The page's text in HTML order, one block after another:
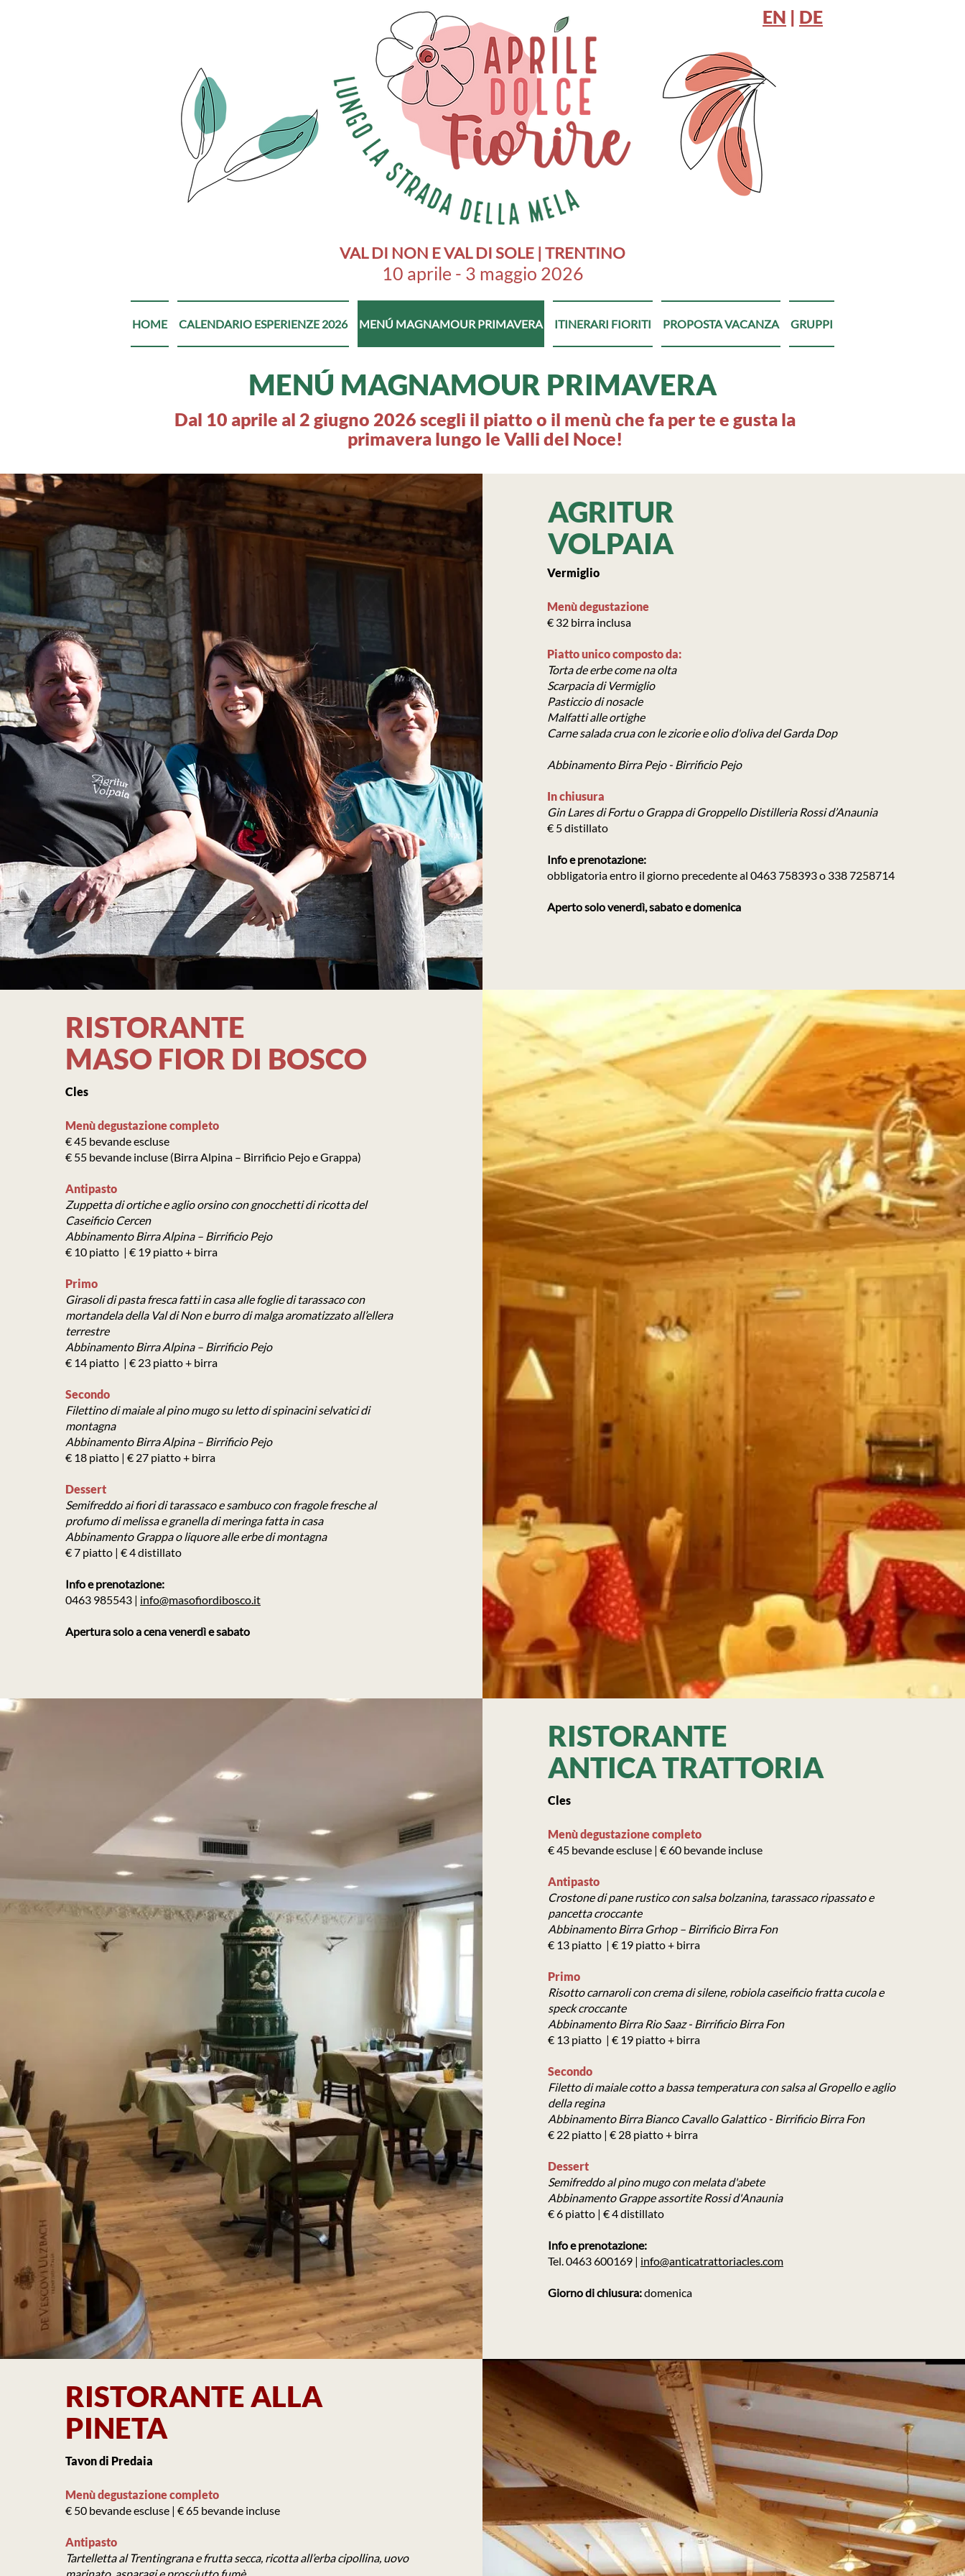
EN | DE
VAL DI NON E VAL DI SOLE | TRENTINO
10 aprile - 3 maggio 2026
HOME CALENDARIO ESPERIENZE 2026 MENÚ MAGNAMOUR PRIMAVERA ITINERARI FIORITI PROPOSTA VACANZA GRUPPI
MENÚ MAGNAMOUR PRIMAVERA
Dal 10 aprile al 2 giugno 2026 scegli il piatto o il menù che fa per te e gusta la
primavera lungo le Valli del Noce!
AGRITUR
VOLPAIA
Vermiglio
Menù degustazione
€ 32 birra inclusa
Piatto unico composto da:
Torta de erbe come na olta
Scarpacia di Vermiglio
Pasticcio di nosacle
Malfatti alle ortighe
Carne salada crua con le zicorie e olio d'oliva del Garda Dop
Abbinamento Birra Pejo - Birrificio Pejo
In chiusura
Gin Lares di Fortu o Grappa di Groppello Distilleria Rossi d’Anaunia
€ 5 distillato
Info e prenotazione:
obbligatoria entro il giorno precedente al 0463 758393 o 338 7258714
Aperto solo venerdì, sabato e domenica
RISTORANTE
MASO FIOR DI BOSCO
Cles
Menù degustazione completo
€ 45 bevande escluse
€ 55 bevande incluse (Birra Alpina – Birrificio Pejo e Grappa)
Antipasto
Zuppetta di ortiche e aglio orsino con gnocchetti di ricotta del
Caseificio Cercen
Abbinamento Birra Alpina – Birrificio Pejo
€ 10 piatto | € 19 piatto + birra
Primo
Girasoli di pasta fresca fatti in casa alle foglie di tarassaco con
mortandela della Val di Non e burro di malga aromatizzato all’ellera
terrestre
AbbinamentoBirra Alpina – Birrificio Pejo
€ 14 piatto | € 23 piatto + birra
Secondo
Filettino di maiale al pino mugo su letto di spinacini selvatici di
montagna
Abbinamento Birra Alpina – Birrificio Pejo
€ 18 piatto | € 27 piatto + birra
Dessert
Semifreddo ai fiori di tarassaco e sambuco con fragole fresche al
profumo di melissa e granella di meringa fatta in casa
Abbinamento Grappa o liquore alle erbe di montagna
€ 7 piatto | € 4 distillato
Info e prenotazione:
0463 985543 | info@masofiordibosco.it
Apertura solo a cena venerdì e sabato
RISTORANTE
ANTICA TRATTORIA
Cles
Menù degustazione completo
€ 45 bevande escluse | € 60 bevande incluse
Antipasto
Crostone di pane rustico con salsa bolzanina, tarassaco ripassato e
pancetta croccante
Abbinamento Birra Grhop – Birrificio Birra Fon
€ 13 piatto | € 19 piatto + birra
Primo
Risotto carnaroli con crema di silene, robiola caseificio fratta cucola e
speck croccante
Abbinamento Birra Rio Saaz - Birrificio Birra Fon
€ 13 piatto | € 19 piatto + birra
Secondo
Filetto di maiale cotto a bassa temperatura con salsa al Gropello e aglio
della regina
Abbinamento Birra Bianco Cavallo Galattico - Birrificio Birra Fon
€ 22 piatto | € 28 piatto + birra
Dessert
Semifreddo al pino mugo con melata d'abete
Abbinamento Grappe assortite Rossi d'Anaunia
€ 6 piatto | € 4 distillato
Info e prenotazione:
Tel. 0463 600169 | info@anticatrattoriacles.com
Giorno di chiusura:domenica
RISTORANTE ALLA
PINETA
Tavon di Predaia
Menù degustazione completo
€ 50 bevande escluse | € 65 bevande incluse
Antipasto
Tartelletta al Trentingrana e frutta secca, ricotta all’erba cipollina, uovo